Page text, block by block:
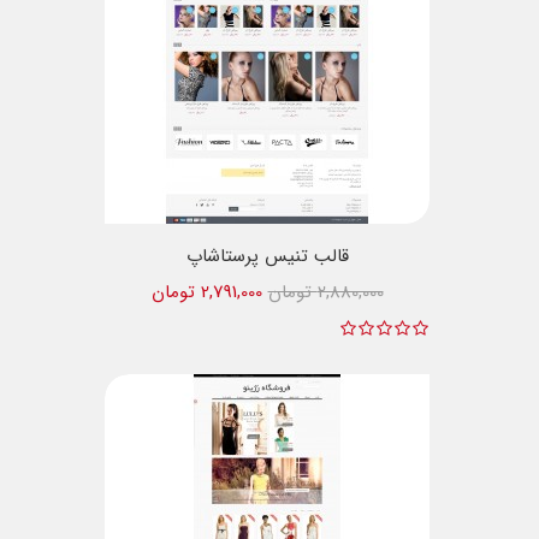
قالب تنیس پرستاشاپ
2,791,000 تومان
2,880,000 تومان